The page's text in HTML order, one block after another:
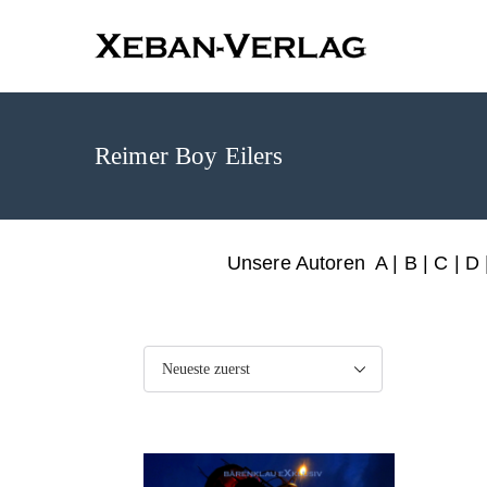
Reimer Boy Eilers
Unsere AutorenA| B C D